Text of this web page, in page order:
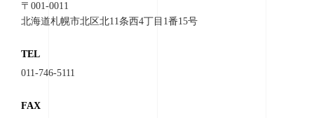
〒001-0011
北海道札幌市北区北11条西4丁目1番15号
TEL
011-746-5111
FAX